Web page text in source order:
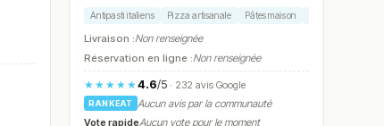
Antipasti italiens Pizza artisanale Pâtes maison
Livraison :Non renseignée
Réservation en ligne :Non renseignée
★★★★★4.6/5 · 232 avis Google
RANKEAT
Aucun avis par la communauté
Vote rapideAucun vote pour le moment